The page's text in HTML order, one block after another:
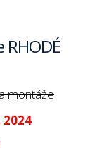
RHODÉ
montáže
2024